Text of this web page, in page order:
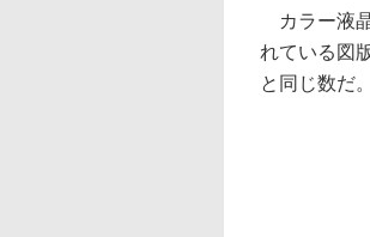
カラー液
れている図
と同じ数だ。